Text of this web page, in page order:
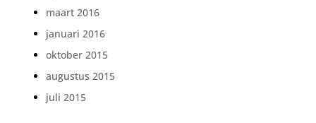
maart 2016
januari 2016
oktober 2015
augustus 2015
juli 2015